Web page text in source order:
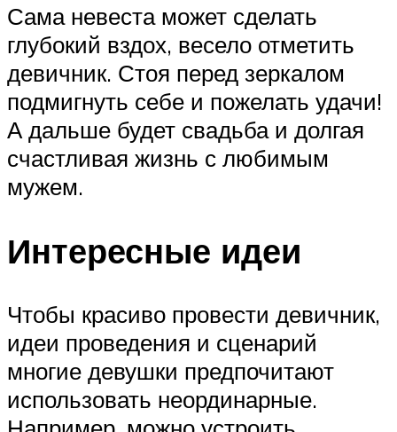
Сама невеста может сделать
глубокий вздох, весело отметить
девичник. Стоя перед зеркалом
подмигнуть себе и пожелать удачи!
А дальше будет свадьба и долгая
счастливая жизнь с любимым
мужем.
Интересные идеи
Чтобы красиво провести девичник,
идеи проведения и сценарий
многие девушки предпочитают
использовать неординарные.